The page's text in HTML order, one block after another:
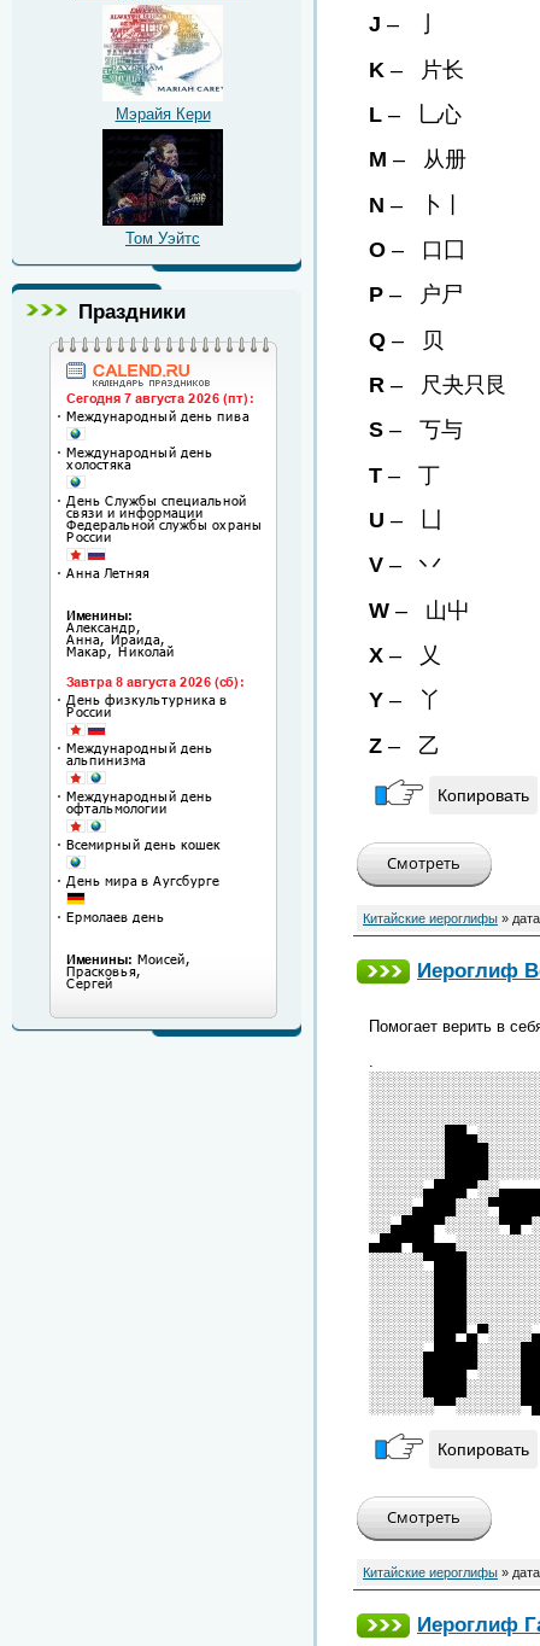
Мэрайя Кери
Том Уэйтс
Праздники
J – 亅
K – 片长
L – 乚心
M – 从册
N – 卜丨
O – 口囗
P – 户尸
Q – 贝
R – 尺夬只艮
S – 丂与
T – 丁
U – 凵
V – 丷
W – 山屮
X – 乂
Y – 丫
Z – 乙
Копировать
Китайские иероглифы »
Иероглиф
Помогает верить в
Копировать
Китайские иероглифы »
Иероглиф